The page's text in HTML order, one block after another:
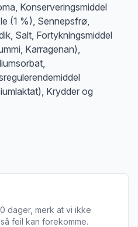
Konserveringsmiddel
(1 %), Sennepsfrø,
Salt, Fortykningsmiddel
Karragenan),
Krydder og
dager, merk at vi ikke
feil kan forekomme.